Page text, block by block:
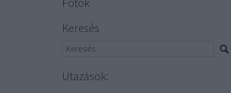
Keresés
Utazások: